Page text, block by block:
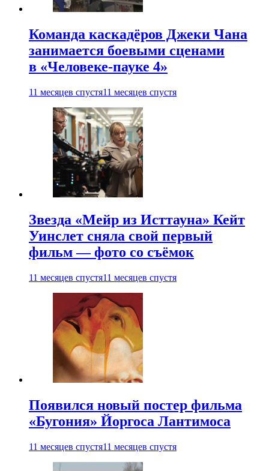
Команда каскадёров Джеки Чана
занимается боевыми сценами
в «Человеке-пауке 4»
11 месяцев спустя11 месяцев спустя
Звезда «Мейр из Исттауна» Кейт
Уинслет сняла свой первый
фильм — фото со съёмок
11 месяцев спустя11 месяцев спустя
Появился новый постер фильма
«Бугония» Йоргоса Лантимоса
11 месяцев спустя11 месяцев спустя